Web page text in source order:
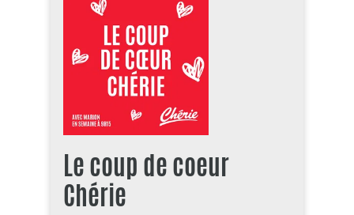
Le coup de coeur
Chérie